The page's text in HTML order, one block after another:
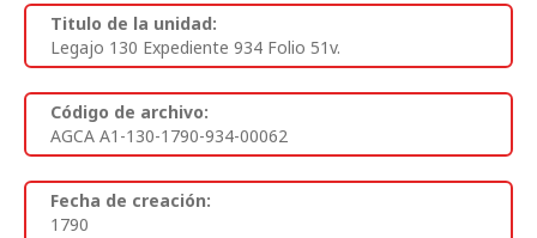
Titulo de la unidad:
Legajo 130 Expediente 934 Folio 51v.
Código de archivo:
AGCA A1-130-1790-934-00062
Fecha de creación:
1790